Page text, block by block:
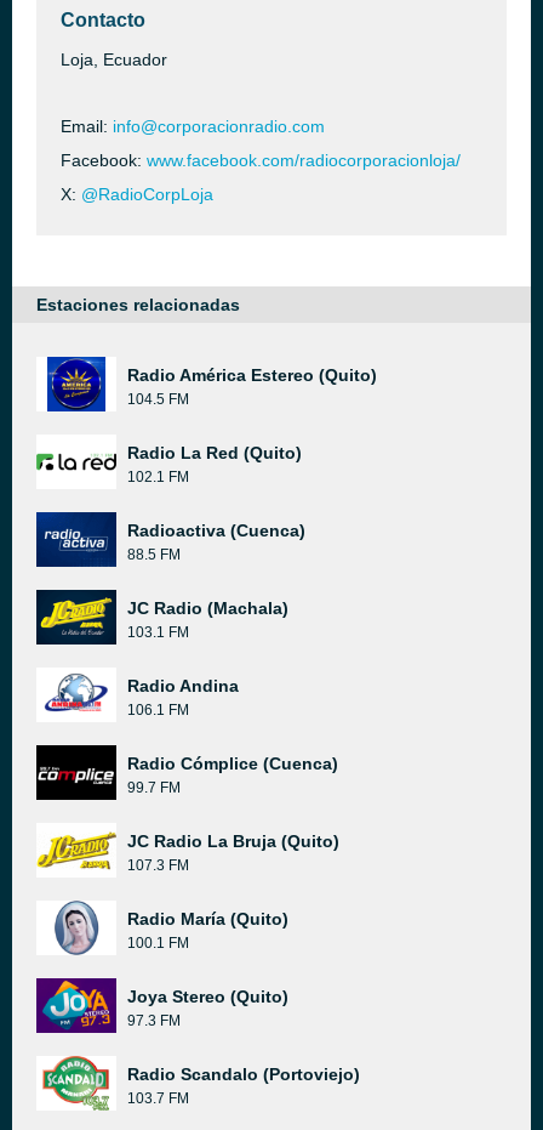
Contacto
Loja, Ecuador
Email: info@corporacionradio.com
Facebook: www.facebook.com/radiocorporacionloja/
X: @RadioCorpLoja
Estaciones relacionadas
Radio América Estereo (Quito)
104.5 FM
Radio La Red (Quito)
102.1 FM
Radioactiva (Cuenca)
88.5 FM
JC Radio (Machala)
103.1 FM
Radio Andina
106.1 FM
Radio Cómplice (Cuenca)
99.7 FM
JC Radio La Bruja (Quito)
107.3 FM
Radio María (Quito)
100.1 FM
Joya Stereo (Quito)
97.3 FM
Radio Scandalo (Portoviejo)
103.7 FM